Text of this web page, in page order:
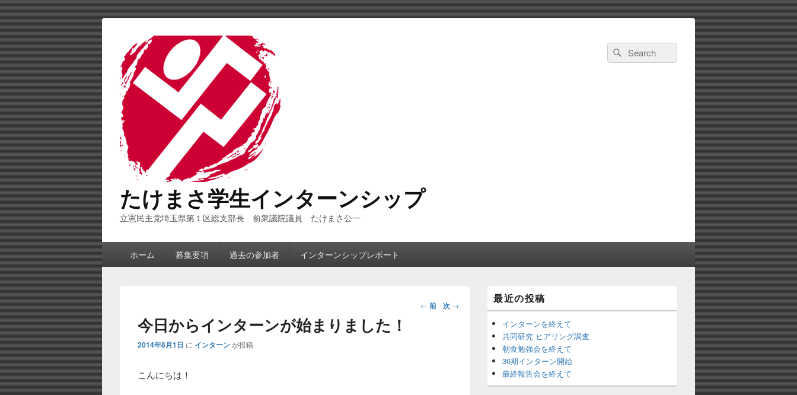
たけまさ学生インターンシップ
立憲民主党埼玉県第１区総支部長 前衆議院議員 たけまさ公一
Search
for:
Search
ホーム 募集要項 過去の参加者 インターンシップレポート
投
← 前 次 →
今日からインターンが始まりました！
2014年8月1日 に インターンが投稿
こんにちは！
Primary
Sidebar
最近の投稿
インターンを終えて
共同研究 ヒアリング調査
朝食勉強会を終えて
36期インターン開始
最終報告会を終えて